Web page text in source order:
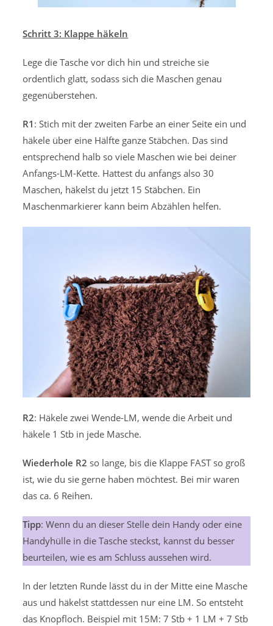
Schritt 3: Klappe häkeln
Lege die Tasche vor dich hin und streiche sie
ordentlich glatt, sodass sich die Maschen genau
gegenüberstehen.
R1 : Stich mit der zweiten Farbe an einer Seite ein und
häkele über eine Hälfte ganze Stäbchen. Das sind
entsprechend halb so viele Maschen wie bei deiner
Anfangs-LM-Kette. Hattest du anfangs also 30
Maschen, häkelst du jetzt 15 Stäbchen. Ein
Maschenmarkierer kann beim Abzählen helfen.
R2: Häkele zwei Wende-LM, wende die Arbeit und
häkele 1 Stb in jede Masche.
Wiederhole R2 so lange, bis die Klappe FAST so groß
ist, wie du sie gerne haben möchtest. Bei mir waren
das ca. 6 Reihen.
Tipp: Wenn du an dieser Stelle dein Handy oder eine
Handyhülle in die Tasche steckst, kannst du besser
beurteilen, wie es am Schluss aussehen wird.
In der letzten Runde lässt du in der Mitte eine Masche
aus und häkelst stattdessen nur eine LM. So entsteht
das Knopfloch. Beispiel mit 15M: 7 Stb + 1 LM + 7 Stb